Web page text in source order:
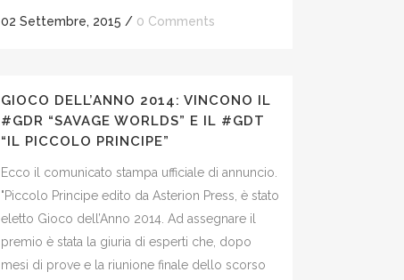
02 Settembre, 2015 / 0 Comments
GIOCO DELL’ANNO 2014: VINCONO IL
#GDR “SAVAGE WORLDS” E IL #GDT
“IL PICCOLO PRINCIPE”
Ecco il comunicato stampa ufficiale di annuncio.
"Piccolo Principe edito da Asterion Press, è stato
eletto Gioco dell’Anno 2014. Ad assegnare il
premio è stata la giuria di esperti che, dopo
mesi di prove e la riunione finale dello scorso